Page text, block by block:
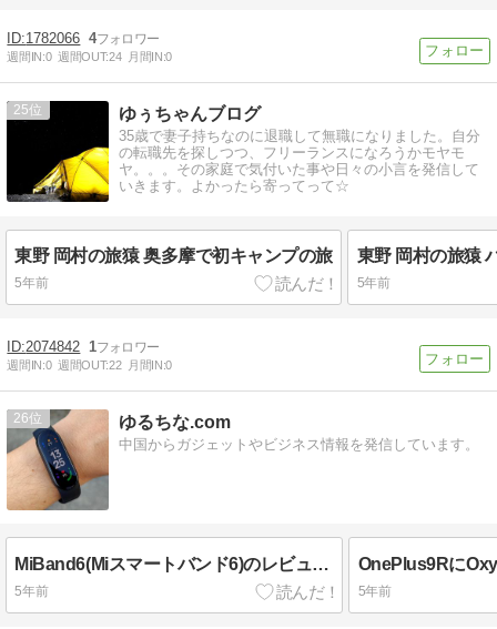
1782066 4
週間IN:0 週間OUT:24 月間IN:0
25 ゆぅちゃんブログ
35歳で妻子持ちなのに退職して無職になりました。自分
の転職先を探しつつ、フリーランスになろうかモヤモ
ヤ。。。その家庭で気付いた事や日々の小言を発信して
いきます。よかったら寄ってって☆
東野 岡村の旅猿 奥多摩で初キャンプの旅
5年前
東野 岡村の旅猿
5年前
2074842 1
週間IN:0 週間OUT:22 月間IN:0
26 ゆるちな.com
中国からガジェットやビジネス情報を発信しています。
MiBand6(Miスマートバンド6)のレビュー。大きく進化したディスプレイが特徴のスマートウォッチ。バッテリー持ち以外は完璧かも
5年前 5年前